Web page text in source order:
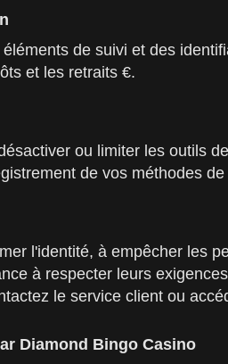
de suivi et des
et les retraits €.
ou limiter les outils
de vos méthodes
l'identité, à empêcher les
à respecter leurs
le service client ou
Diamond Bingo Casino